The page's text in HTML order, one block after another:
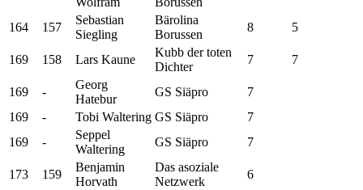
164 157
Sebastian
Siegling
Bärolina
Borussen
8 5
169 158 Lars Kaune
Kubb der toten
Dichter
7 7
169 -
Georg
Hatebur
GS Siäpro
7
169
- Tobi Waltering GS Siäpro
7
169
-
Seppel
Waltering
GS Siäpro 7
173 159
Benjamin
Horvath
Das asoziale
Netzwerk
6